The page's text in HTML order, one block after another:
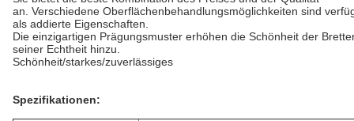
an. Verschiedene Oberflächenbehandlungsmöglichkeiten sind
als addierte Eigenschaften.
Die einzigartigen Prägungsmuster erhöhen die Schönheit der
seiner Echtheit hinzu.
Schönheit/starkes/zuverlässiges
Spezifikationen: